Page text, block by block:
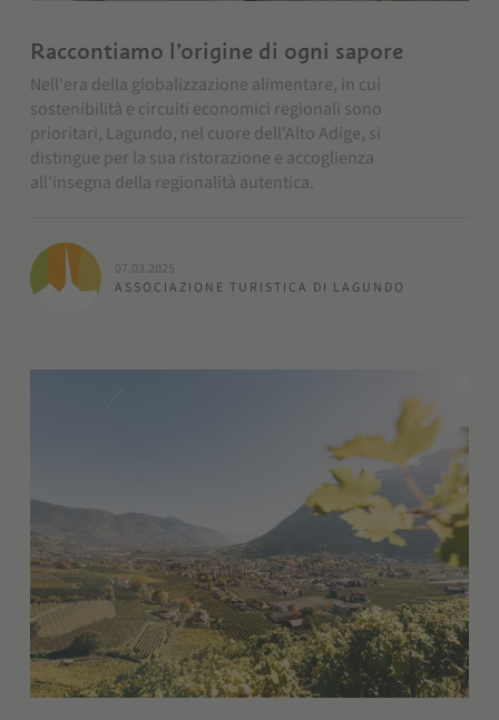
Raccontiamo l’origine di ogni sapore
Nell'era della globalizzazione alimentare, in cui
sostenibilità e circuiti economici regionali sono
prioritari, Lagundo, nel cuore dell'Alto Adige, si
distingue per la sua ristorazione e accoglienza
all'insegna della regionalità autentica.
07.03.2025
ASSOCIAZIONE TURISTICA DI LAGUNDO